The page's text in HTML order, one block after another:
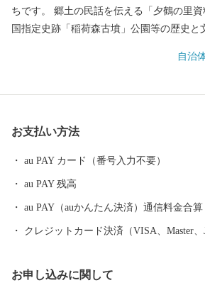
ちです。 郷土の民話を伝える「夕鶴の里
国指定史跡「稲荷森古墳」公園等の歴史と
の健康増進を図る「中央花公園(市民体育
自治
お支払い方法
au PAY カード（番号入力不要）
au PAY 残高
au PAY（auかんたん決済）通信料金合算
クレジットカード決済（VISA、Master、
お申し込みに関して